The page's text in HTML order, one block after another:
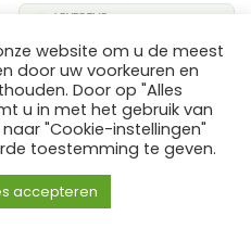
LEVERTIJD
🇧🇪
1–2 dagen
website om u de meest
door uw voorkeuren en
Door op "Alles
u in met het gebruik van
naar "Cookie-instellingen"
toestemming te geven.
accepteren